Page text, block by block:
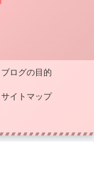
ブログの目的
サイトマップ